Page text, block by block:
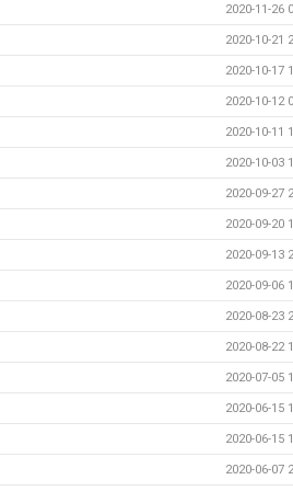
2020-11-26
2020-10-21
2020-10-17
2020-10-12
2020-10-11
2020-10-03
2020-09-27
2020-09-20
2020-09-13
2020-09-06
2020-08-23
2020-08-22
2020-07-05
2020-06-15
2020-06-15
2020-06-07